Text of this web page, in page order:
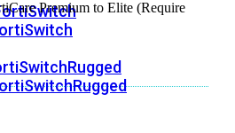
Premium to Elite (Require